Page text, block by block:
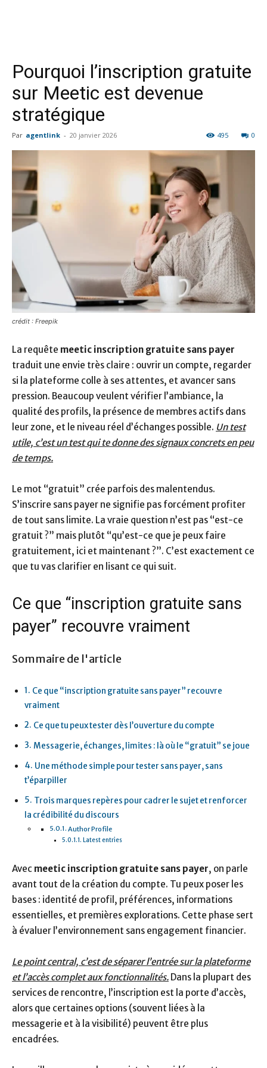
Pourquoi l’inscription gratuite
sur Meetic est devenue
stratégique
Par agentlink - 20 janvier 2026 0
495
crédit : Freepik
La requête meetic inscription gratuite sans payer
traduit une envie très claire : ouvrir un compte, regarder
si la plateforme colle à ses attentes, et avancer sans
pression. Beaucoup veulent vérifier l’ambiance, la
qualité des profils, la présence de membres actifs dans
leur zone, et le niveau réel d’échanges possible. Un test
utile, c’est un test qui te donne des signaux concrets en peu
de temps.
Le mot “gratuit” crée parfois des malentendus.
S’inscrire sans payer ne signifie pas forcément profiter
de tout sans limite. La vraie question n’est pas “est-ce
gratuit ?” mais plutôt “qu’est-ce que je peux faire
gratuitement, ici et maintenant ?”. C’est exactement ce
que tu vas clarifier en lisant ce qui suit.
Ce que “inscription gratuite sans
payer” recouvre vraiment
Sommaire de l'article
Ce que “inscription gratuite sans payer” recouvre
vraiment
Ce que tu peux tester dès l’ouverture du compte
Messagerie, échanges, limites : là où le “gratuit” se joue
Une méthode simple pour tester sans payer, sans
t’éparpiller
Trois marques repères pour cadrer le sujet et renforcer
la crédibilité du discours
Author Profile
Latest entries
Avec meetic inscription gratuite sans payer, on parle
avant tout de la création du compte. Tu peux poser les
bases : identité de profil, préférences, informations
essentielles, et premières explorations. Cette phase sert
à évaluer l’environnement sans engagement financier.
Le point central, c’est de séparer l’entrée sur la plateforme
et l’accès complet aux fonctionnalités. Dans la plupart des
services de rencontre, l’inscription est la porte d’accès,
alors que certaines options (souvent liées à la
messagerie et à la visibilité) peuvent être plus
encadrées.